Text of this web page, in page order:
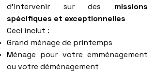
d'intervenir sur des missions
spécifiques et exceptionnelles
Ceci inclut :
Grand ménage de printemps
Ménage pour votre emménagement
ou votre déménagement